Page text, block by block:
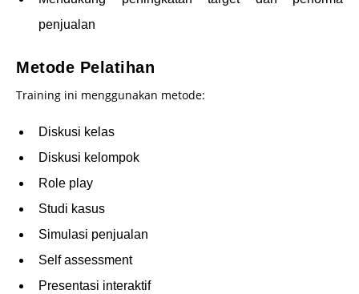
penjualan
Metode Pelatihan
Training ini menggunakan metode:
Diskusi kelas
Diskusi kelompok
Role play
Studi kasus
Simulasi penjualan
Self assessment
Presentasi interaktif